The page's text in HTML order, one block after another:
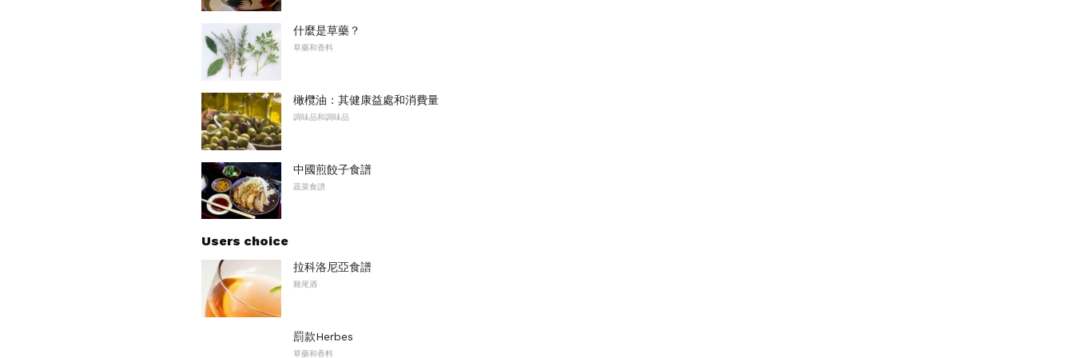
什麼是草藥？
草藥和香料
橄欖油：其健康益處和消費量
調味品和調味品
中國煎餃子食譜
蔬菜食譜
Users choice
拉科洛尼亞食譜
雞尾酒
罰款Herbes
草藥和香料